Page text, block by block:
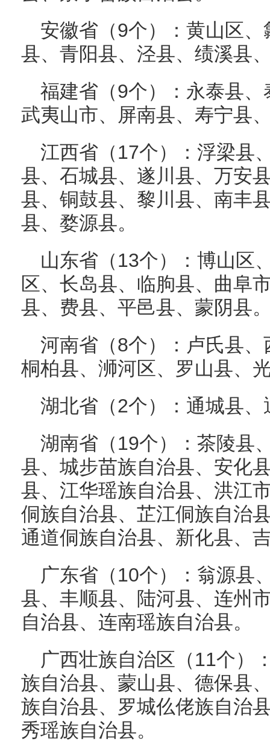
安徽省（9个）：黄山区
县、青阳县、泾县、绩溪县
福建省（9个）：永泰县
武夷山市、屏南县、寿宁县
江西省（17个）：浮梁县
县、石城县、遂川县、万安
县、铜鼓县、黎川县、南丰
县、婺源县。
山东省（13个）：博山区
区、长岛县、临朐县、曲阜
县、费县、平邑县、蒙阴县
河南省（8个）：卢氏县
桐柏县、浉河区、罗山县、
湖北省（2个）：通城县、
湖南省（19个）：茶陵县
县、城步苗族自治县、安化
县、江华瑶族自治县、洪江
侗族自治县、芷江侗族自治
通道侗族自治县、新化县、
广东省（10个）：翁源县
县、丰顺县、陆河县、连州
自治县、连南瑶族自治县。
广西壮族自治区（11个）
族自治县、蒙山县、德保县
族自治县、罗城仫佬族自治
秀瑶族自治县。